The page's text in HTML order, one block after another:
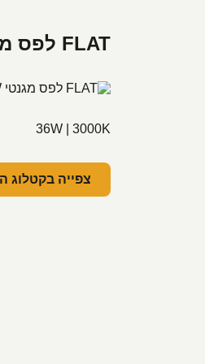
FLAT לפס מגנטי 36W חלבי 970 מ"מ לבן, 3240Lm 3000K, פנימי
36W | 3000K
צפייה בקטלוג